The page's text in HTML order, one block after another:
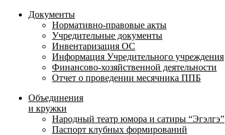
Документы
Нормативно-правовые акты
Учредительные документы
Инвентаризация ОС
Информация Учредительного учреждения
Финансово-хозяйственной деятельности
Отчет о проведении месячника ППБ
Объединения
и кружки
Народный театр юмора и сатиры “Эгэлгэ”
Паспорт клубных формирований